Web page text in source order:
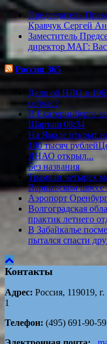
Председатель
Кравчук Сергей
Заместитель
директор МАГ:
Россия 365
Дело об НЛО в
сейчас?
В Екатеринбурге
Шарташ 08:34
На Ямале открыт
180 тысяч
ЯНАО открыл...
Без названия
Трамваи четырех
Варшавском шоссе
Аэропорт
Волгоградская
практик летнего
В Забайкалье
пытался спасти
Контакты
Адрес: Россия, 119019,
1
Телефон: (495) 691-90-